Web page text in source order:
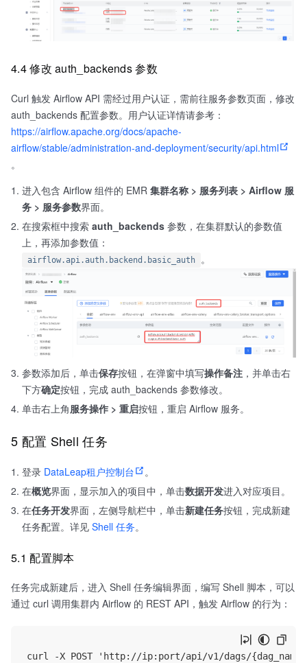
4.4 修改 auth_backends 参数
Curl 触发 Airflow API 需经过用户认证，需前往服务参数页面，修改
auth_backends 配置参数。用户认证详情请参考：
https://airflow.apache.org/docs/apache-
airflow/stable/administration-and-deployment/security/api.html
。
进入包含 Airflow 组件的 EMR 集群名称 > 服务列表 > Airflow 服
务 > 服务参数界面。
在搜索框中搜索 auth_backends 参数，在集群默认的参数值
上，再添加参数值：
airflow.api.auth.backend.basic_auth 。
参数添加后，单击保存按钮，在弹窗中填写操作备注 ，并单击右
下方确定按钮，完成 auth_backends 参数修改。
单击右上角服务操作 > 重启按钮，重启 Airflow 服务。
5 配置 Shell 任务
登录 DataLeap租户控制台
。
在概览界面，显示加入的项目中，单击数据开发进入对应项目。
在任务开发界面，左侧导航栏中，单击新建任务按钮，完成新建
任务配置。详见 Shell 任务。
5.1 配置脚本
任务完成新建后，进入 Shell 任务编辑界面，编写 Shell 脚本，可以
通过 curl 调用集群内 Airflow 的 REST API，触发 Airflow 的行为：
curl -X POST 'http://ip:port/api/v1/dags/